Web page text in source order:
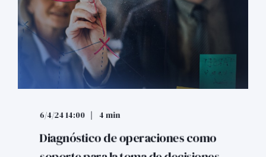
6/4/24 14:00 4 min
Diagnóstico de operaciones como